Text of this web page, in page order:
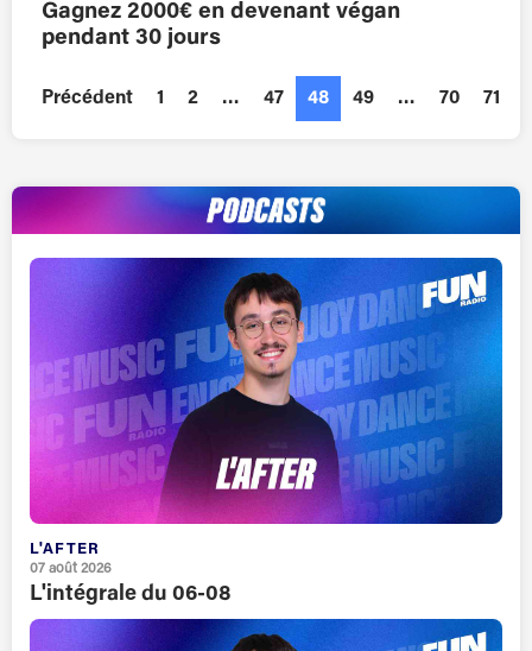
Gagnez 2000€ en devenant végan
pendant 30 jours
Précédent 1 2 … 47 48 49 … 70 71
L'AFTER
07 août 2026
L'intégrale du 06-08